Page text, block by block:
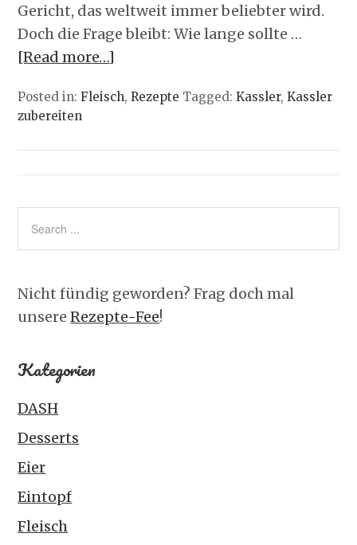
Gericht, das weltweit immer beliebter wird.
Doch die Frage bleibt: Wie lange sollte …
[Read more…]
Posted in:Fleisch,Rezepte Tagged:Kassler,Kassler
zubereiten
Nicht fündig geworden? Frag doch mal
unsereRezepte-Fee!
Kategorien
DASH
Desserts
Eier
Eintopf
Fleisch